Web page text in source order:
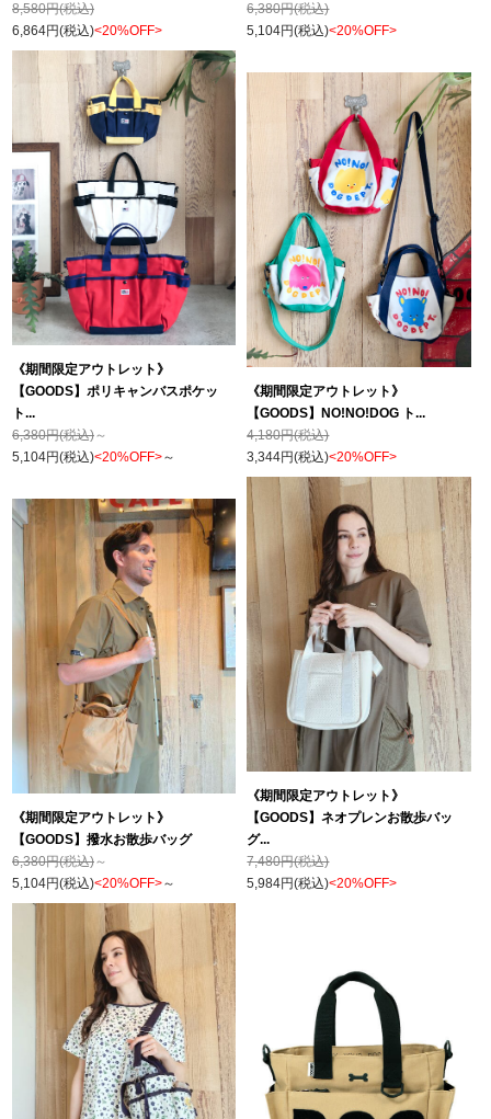
8,580円(税込)
6,864円(税込)<20%OFF>
6,380円(税込)
5,104円(税込)<20%OFF>
《期間限定アウトレット》
【GOODS】ポリキャンバスポケッ
ト...
6,380円(税込)～
5,104円(税込)<20%OFF>～
《期間限定アウトレット》
【GOODS】NO!NO!DOG ト...
4,180円(税込)
3,344円(税込)<20%OFF>
《期間限定アウトレット》
【GOODS】撥水お散歩バッグ
6,380円(税込)～
5,104円(税込)<20%OFF>～
《期間限定アウトレット》
【GOODS】ネオプレンお散歩バッ
グ...
7,480円(税込)
5,984円(税込)<20%OFF>